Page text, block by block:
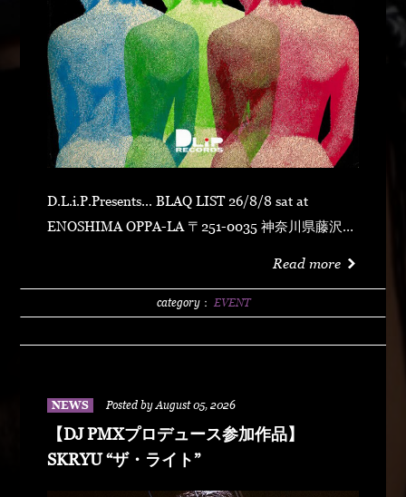
D.L.i.P.Presents... BLAQ LIST 26/8/8 sat at
ENOSHIMA OPPA-LA 〒251-0035 神奈川県藤沢市
2500/1dLADY'S FREE HOTTS GUEST DJ PMX
MANLEXKILLAHSHARKHEDMAO & MAGOODZ
Read more
category： EVENT
NEWS Posted by August 05, 2026
【DJ PMXプロデュース参加作品】
SKRYU “ザ・ライト”